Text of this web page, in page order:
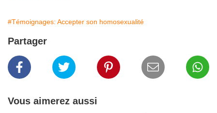
#Témoignages: Accepter son homosexualité
Partager
Vous aimerez aussi